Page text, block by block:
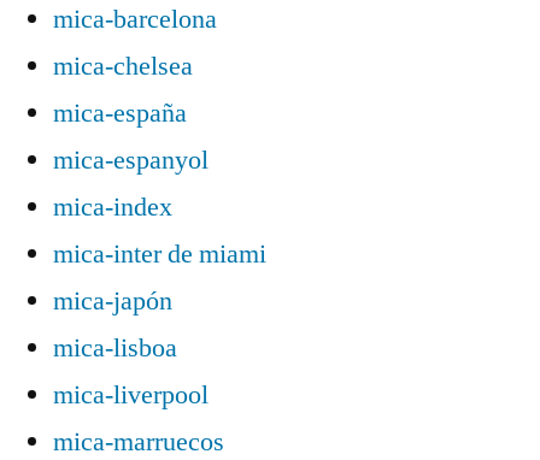
mica-barcelona
mica-chelsea
mica-españa
mica-espanyol
mica-index
mica-inter de miami
mica-japón
mica-lisboa
mica-liverpool
mica-marruecos